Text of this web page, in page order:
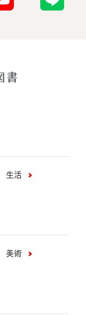
生活
美術